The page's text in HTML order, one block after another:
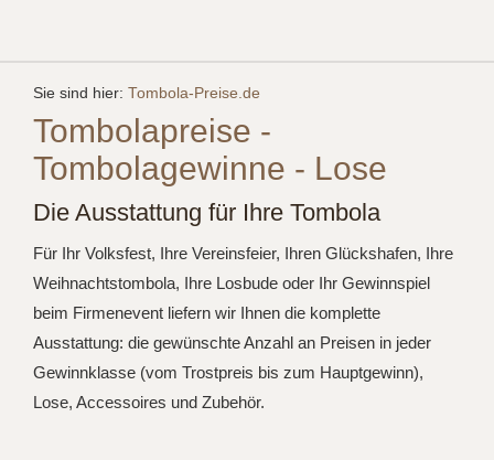
Sie sind hier: Tombola-Preise.de
Tombolapreise -
Tombolagewinne - Lose
Die Ausstattung für Ihre Tombola
Für Ihr Volksfest, Ihre Vereinsfeier, Ihren Glückshafen, Ihre
Weihnachtstombola, Ihre Losbude oder Ihr Gewinnspiel
beim Firmenevent liefern wir Ihnen die komplette
Ausstattung: die gewünschte Anzahl an Preisen in jeder
Gewinnklasse (vom Trostpreis bis zum Hauptgewinn),
Lose, Accessoires und Zubehör.